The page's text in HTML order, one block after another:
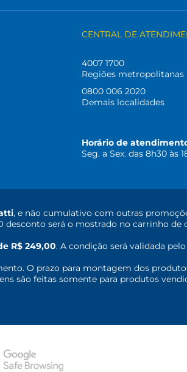
CENTRAL DE
4007 1700
Regiões metropolitanas
0800 006 2020
Demais localidades
Horário de
Seg. a Sex. das 8h30 às
, e não cumulativo com outras
será o mostrado no carrinho
R$ 249,00. A condição será validada
O prazo para montagem dos
são feitas somente para produtos